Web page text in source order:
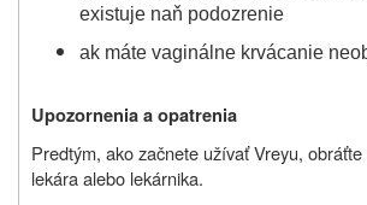
existuje naň podozrenie
ak máte vaginálne krvácanie
Upozornenia a opatrenia
Predtým, ako začnete užívať Vreyu,
lekára alebo lekárnika.